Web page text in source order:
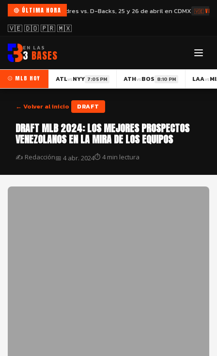
🔴 ÚLTIMA HORA
City Series: Padres vs. D-Backs, 25 y 26 de abril en CDMX 🇻🇪 VE
🇻🇪 🇩🇴 🇵🇷 🇲🇽
EN LAS
3 BASES
⚾ MLB HOY ATLvsNYY 7:05 PM ATHvsBOS 8:10 PM LAAvs
← Volver al inicio DRAFT
DRAFT MLB 2024: LOS MEJORES PROSPECTOS
VENEZOLANOS EN LA MIRA DE LOS EQUIPOS
✍️ Redacción📅 4 abr. 2024⏱ 4 min lectura